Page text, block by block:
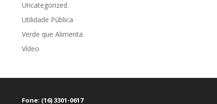
Uncategorized
Utilidade Pública
Verde que Alimenta
Vídeo
Fone: (16) 3301-0617